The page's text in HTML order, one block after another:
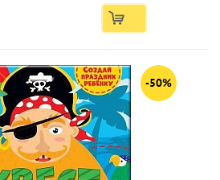
-50%